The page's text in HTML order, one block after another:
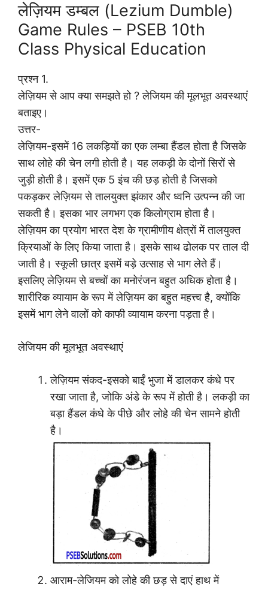
लेज़ियम डम्बल (Lezium Dumble)
Game Rules – PSEB 10th
Class Physical Education
प्रश्न 1.
लेज़ियम से आप क्या समझते हो ? लेजियम की मूलभूत अवस्थाएं
बताइए।
उत्तर-
लेज़ियम-इसमें 16 लकड़ियों का एक लम्बा हैंडल होता है जिसके
साथ लोहे की चेन लगी होती है। यह लकड़ी के दोनों सिरों से
जुड़ी होती है। इसमें एक 5 इंच की छड़ होती है जिसको
पकड़कर लेज़ियम से तालयुक्त झंकार और ध्वनि उत्पन्न की जा
सकती है। इसका भार लगभग एक किलोग्राम होता है।
लेज़ियम का प्रयोग भारत देश के ग्रामीणीय क्षेत्रों में तालयुक्त
क्रियाओं के लिए किया जाता है। इसके साथ ढोलक पर ताल दी
जाती है। स्कूली छात्र इसमें बड़े उत्साह से भाग लेते हैं।
इसलिए लेज़ियम से बच्चों का मनोरंजन बहुत अधिक होता है।
शारीरिक व्यायाम के रूप में लेज़ियम का बहुत महत्त्व है, क्योंकि
इसमें भाग लेने वालों को काफी व्यायाम करना पड़ता है।
लेजियम की मूलभूत अवस्थाएं
लेज़ियम संकद-इसको बाईं भुजा में डालकर कंधे पर
रखा जाता है, जोकि अंडे के रूप में होती है। लकड़ी का
बड़ा हैंडल कंधे के पीछे और लोहे की चेन सामने होती
है।
आराम-लेजियम को लोहे की छड़ से दाएं हाथ में